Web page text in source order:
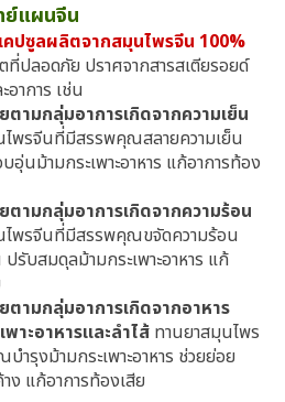
ย์แผนจีน
ปซูลผลิตจากสมุนไพรจีน 100%
ปลอดภัย ปราศจากสารสเตียรอยด์
อาการ เช่น
ตามกลุ่มอาการเกิดจากความเย็น
ไพรจีนที่มีสรรพคุณสลายความเย็น
อุ่นม้ามกระเพาะอาหาร แก้อาการท้อง
ตามกลุ่มอาการเกิดจากความร้อน
ไพรจีนที่มีสรรพคุณขจัดความร้อน
รับสมดุลม้ามกระเพาะอาหาร แก้
ตามกลุ่มอาการเกิดจากอาหาร
พาะอาหารและลำไส้ ทานยาสมุนไพร
รุงม้ามกระเพาะอาหาร ช่วยย่อย
ง แก้อาการท้องเสีย